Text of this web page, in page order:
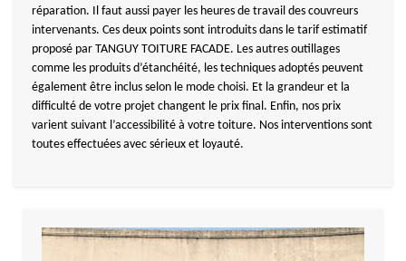
réparation. Il faut aussi payer les heures de travail des couvreurs
intervenants. Ces deux points sont introduits dans le tarif estimatif
proposé par TANGUY TOITURE FACADE. Les autres outillages
comme les produits d’étanchéité, les techniques adoptés peuvent
également être inclus selon le mode choisi. Et la grandeur et la
difficulté de votre projet changent le prix final. Enfin, nos prix
varient suivant l’accessibilité à votre toiture. Nos interventions sont
toutes effectuées avec sérieux et loyauté.